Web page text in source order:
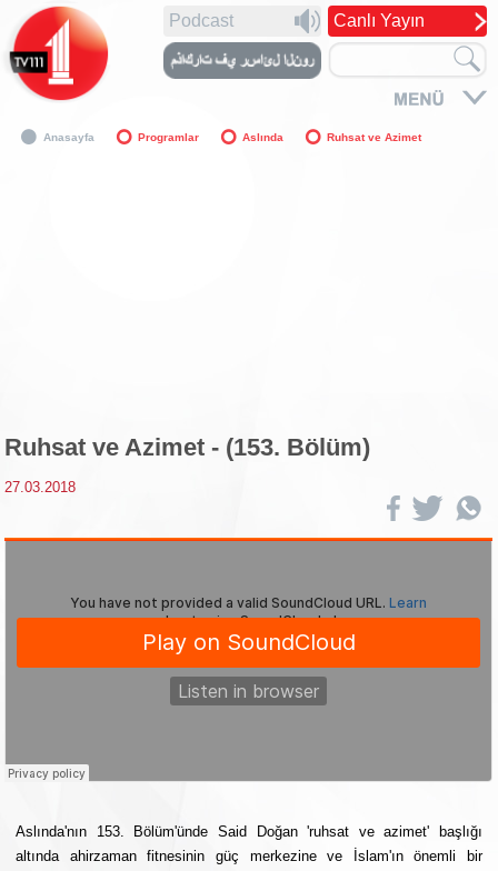
Canlı Yayın
Podcast
Anasayfa Programlar Aslında Ruhsat ve Azimet
Ruhsat ve Azimet - (153. Bölüm)
27.03.2018
Aslında'nın 153. Bölüm'ünde Said Doğan 'ruhsat ve azimet' başlığı
altında ahirzaman fitnesinin güç merkezine ve İslam'ın önemli bir